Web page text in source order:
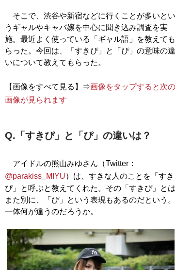
そこで、渋谷や新宿などに行くことが多いとい
うギャルやキャバ嬢を中心に聞き込み調査を実
施。最近よく使っている「ギャル語」を教えても
らった。今回は、「すきぴ」と「ぴ」の意味の違
いについて教えてもらった。
【画像をすべて見る】⇒画像をタップすると次の
画像が見られます
Q.「すきぴ」と「ぴ」の違いは？
アイドルの熊山みゆさん（Twitter：
@parakiss_MIYU）は、すきな人のことを「すき
ぴ」と呼ぶと教えてくれた。その「すきぴ」とは
また別に、「ぴ」という表現もあるのだという。
一体何が違うのだろうか。